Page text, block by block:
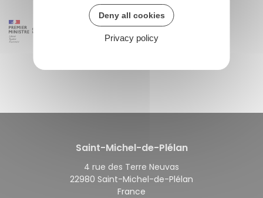
Saint-Michel-de-Plélan
4 rue des Terre Neuvas
22980 Saint-Michel-de-Plélan
France
Deny all cookies
Privacy policy